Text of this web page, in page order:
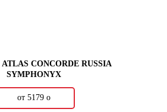
ATLAS CONCORDE RUSSIA
SYMPHONYX
от 5179 о